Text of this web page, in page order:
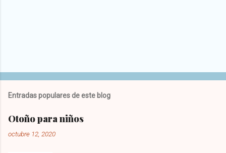
Entradas populares de este blog
Otoño para niños
octubre 12, 2020